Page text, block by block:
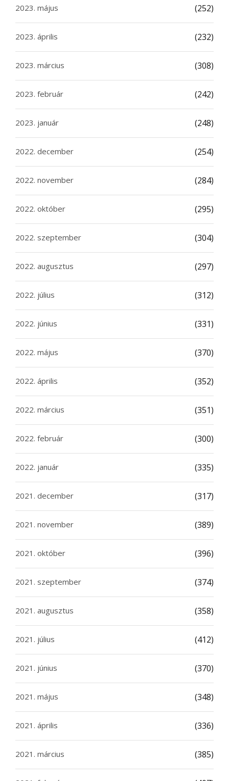
2023. május (252)
2023. április (232)
2023. március (308)
2023. február (242)
2023. január (248)
2022. december (254)
2022. november (284)
2022. október (295)
2022. szeptember (304)
2022. augusztus (297)
2022. július (312)
2022. június (331)
2022. május (370)
2022. április (352)
2022. március (351)
2022. február (300)
2022. január (335)
2021. december (317)
2021. november (389)
2021. október (396)
2021. szeptember (374)
2021. augusztus (358)
2021. július (412)
2021. június (370)
2021. május (348)
2021. április (336)
2021. március (385)